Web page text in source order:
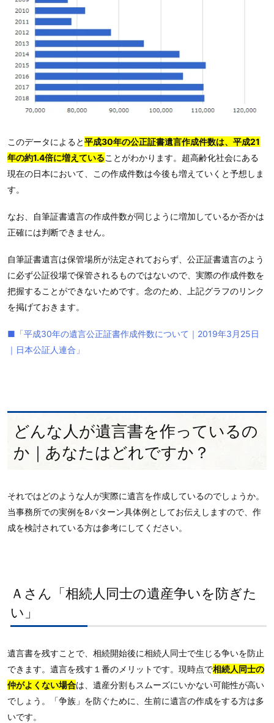
このデータによると平成30年の公正証書遺言作成件数は、平成21
年の約1.4倍に増えていることがわかります。超高齢化社会にある
現在の日本において、この作成件数は今後も増えていくと予想しま
す。
なお、自筆証書遺言の作成件数が同じように増加しているか否かは
正確には判断できません。
自筆証書遺言は保管場所が法定されておらず、公正証書遺言のよう
に必ず公証役場で保管されるものではないので、実際の作成件数を
把握することができないためです。念のため、上記グラフのリンク
を掲げておきます。
■「平成30年の遺言公正証書作成件数について｜2019年3月25日
｜日本公証人連合」
どんな人が遺言書を作っているの
か｜あなたはどれですか？
それではどのような人が実際に遺言を作成しているのでしょうか。
当事務所での実例を8パターン具体例としてお伝えしますので、作
成を検討されている方は参考にしてください。
Ａさん「相続人同士の遺産争いを防ぎた
い」
遺言書を残すことで、相続開始後に相続人同士で生じる争いを防止
できます。遺言を残す１番のメリットです。現時点で相続人同士の
仲がよくない場合は、遺産分割もスムーズにいかない可能性が高い
でしょう。「争族」を防ぐために、生前に遺言の作成をする方は多
いです。